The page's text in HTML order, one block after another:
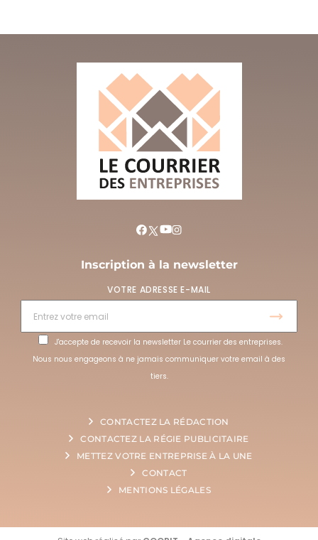
Inscription à la newsletter
VOTRE ADRESSE E-MAIL
J'accepte de recevoir la newsletter Le courrier des entreprises.
Nous nous engageons à ne jamais communiquer votre email à des
tiers.
CONTACTEZ LA RÉDACTION
CONTACTEZ LA RÉGIE PUBLICITAIRE
METTEZ VOTRE ENTREPRISE À LA UNE
CONTACT
MENTIONS LÉGALES